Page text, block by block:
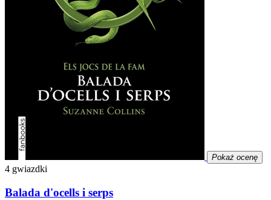
Pokaż ocenę
4 gwiazdki
Balada d'ocells i serps